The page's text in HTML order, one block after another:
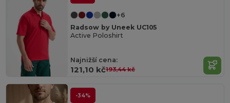
+6
Radsow by Uneek UC105
Active Poloshirt
Najnižší cena:
121,10 kč193,44 kč
-34%